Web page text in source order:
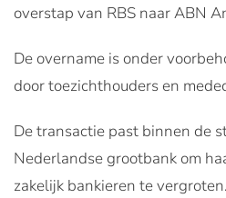
overstap van RBS naar ABN
De overname is onder
door toezichthouders en
De transactie past binnen de
Nederlandse grootbank om
zakelijk bankieren te